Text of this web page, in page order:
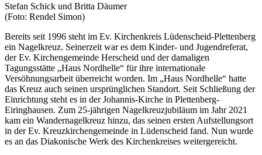
Stefan Schick und Britta Däumer
(Foto: Rendel Simon)
Bereits seit 1996 steht im Ev. Kirchenkreis Lüdenscheid-Plettenberg
ein Nagelkreuz. Seinerzeit war es dem Kinder- und Jugendreferat,
der Ev. Kirchengemeinde Herscheid und der damaligen
Tagungsstätte „Haus Nordhelle“ für ihre internationale
Versöhnungsarbeit überreicht worden. Im „Haus Nordhelle“ hatte
das Kreuz auch seinen ursprünglichen Standort. Seit Schließung der
Einrichtung steht es in der Johannis-Kirche in Plettenberg-
Eiringhausen. Zum 25-jährigen Nagelkreuzjubiläum im Jahr 2021
kam ein Wandernagelkreuz hinzu, das seinen ersten Aufstellungsort
in der Ev. Kreuzkirchengemeinde in Lüdenscheid fand. Nun wurde
es an das Diakonische Werk des Kirchenkreises weitergereicht.